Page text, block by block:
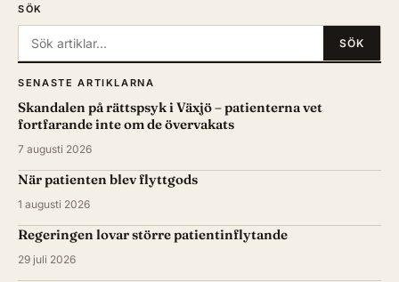
SÖK
Sök: SÖK
SENASTE ARTIKLARNA
Skandalen på rättspsyk i Växjö – patienterna vet
fortfarande inte om de övervakats
7 augusti 2026
När patienten blev flyttgods
1 augusti 2026
Regeringen lovar större patientinflytande
29 juli 2026